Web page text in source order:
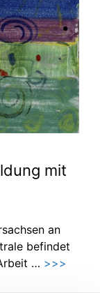
mit
an
befindet
… >>>